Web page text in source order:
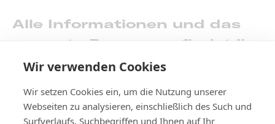
Wir verwenden Cookies
Wir setzen Cookies ein, um die Nutzung unserer
Webseiten zu analysieren, einschließlich des Such und
Surfverlaufs, Suchbegriffen und Ihnen auf Ihr
Alle Informationen und das
gesamte Programm findet ihr
HIER!